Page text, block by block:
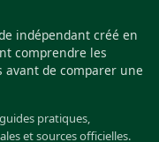
indépendant créé en
comprendre les
avant de comparer une
pratiques,
et sources officielles.